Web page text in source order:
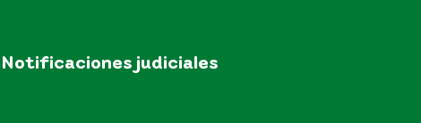
Notificaciones judiciales